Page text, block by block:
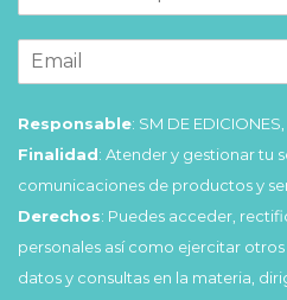
Responsable: SM DE
Finalidad: Atender y gestionar tu
comunicaciones de productos y
Derechos: Puedes acceder,
personales así como ejercitar
datos y consultas en la materia,